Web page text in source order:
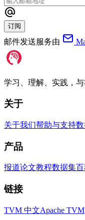
订阅
邮件发送服务由
学习、理解、实践，
关于
关于我们帮助与支持
产品
报道论文教程数据集
链接
TVM 中文Apache TVM